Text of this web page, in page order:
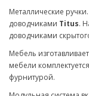
Металлические ручки.
доводчиками Titus.
доводчиками
Мебель
мебели
фурнитурой.